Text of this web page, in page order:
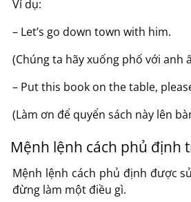
Ví dụ:
– Let’s go down town with him.
(Chúng ta hãy xuống phố với anh
– Put this book on the table,
(Làm ơn để quyển sách này lên
Mệnh lệnh cách phủ định
Mệnh lệnh cách phủ định được
đừng làm một điều gì.